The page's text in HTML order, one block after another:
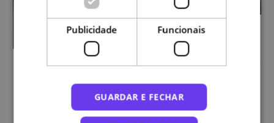
Publicidade Funcionais
GUARDAR E FECHAR